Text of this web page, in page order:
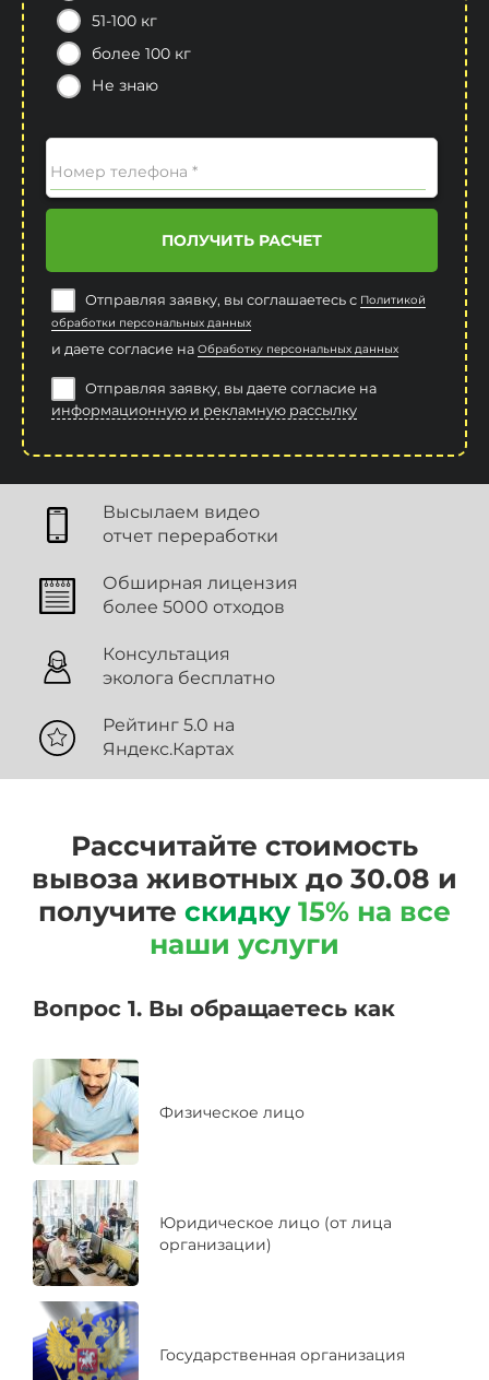
51-100 кг
более 100 кг
Не знаю
Номер телефона *
ПОЛУЧИТЬ РАСЧЕТ
Отправляя заявку, вы соглашаетесь с Политикой
обработки персональных данных
и даете согласие на Обработку персональных данных
Отправляя заявку, вы даете согласие на
информационную и рекламную рассылку
Высылаем видео
отчет переработки
Обширная лицензия
более 5000 отходов
Консультация
эколога бесплатно
Рейтинг 5.0 на
Яндекс.Картах
Рассчитайте стоимость
вывоза животных до 30.08 и
получите скидку 15% на все
наши услуги
Вопрос 1. Вы обращаетесь как
Физическое лицо
Юридическое лицо (от лица
организации)
Государственная организация